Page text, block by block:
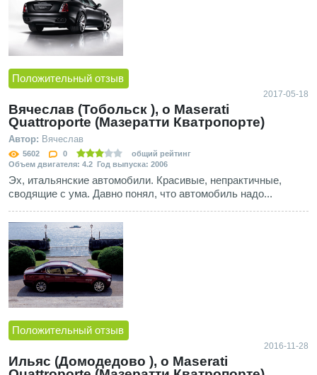
Положительный отзыв
2017-05-18
Вячеслав (Тобольск ), о Maserati
Quattroporte (Мазератти Кватропорте)
Автор: Вячеслав
5602 0
общий рейтинг
Объем двигателя: 4.2 Год выпуска: 2006
Эх, итальянские автомобили. Красивые, непрактичные,
сводящие с ума. Давно понял, что автомобиль надо...
Положительный отзыв
2016-11-28
Ильяс (Домодедово ), о Maserati